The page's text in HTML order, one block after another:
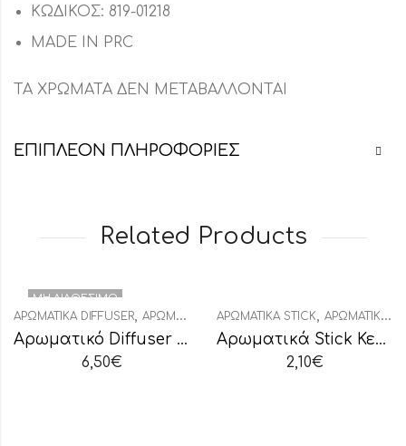
ΚΩΔΙΚΟΣ: 819-01218
MADE IN PRC
ΤΑ ΧΡΩΜΑΤΑ ΔΕΝ ΜΕΤΑΒΑΛΛΟΝΤΑΙ
ΕΠΙΠΛΈΟΝ ΠΛΗΡΟΦΟΡΊΕΣ
Related Products
ΜΗ ΔΙΑΘΈΣΙΜΟ
ΑΡΩΜΑΤΙΚΆ DIFFUSER, ΑΡΩΜΑΤΙΚΆ ΧΏΡΟΥ , ΔΙΑΚΟΣΜΗΤΙΚΆ
Αρωματικό Diffuser Πορτοκάλι
6,50€
ΑΡΩΜΑΤΙΚΆ STICK, ΑΡΩΜΑΤΙΚΆ ΧΏΡΟΥ
Αρωματικά Stick Κεράσι
2,10€